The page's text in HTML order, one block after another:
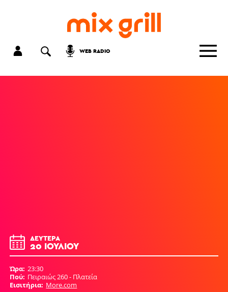
WEB RADIO
ΔΕΥΤΈΡΑ
20 ΙΟΥΛΊΟΥ
Ώρα 23:30
Πού Πειραιώς 260 - Πλατεία
Εισιτήρια More.com